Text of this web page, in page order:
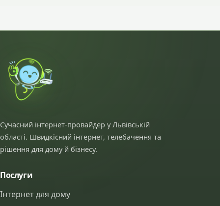
Сучасний інтернет-провайдер у Львівській
області. Швидкісний інтернет, телебачення та
рішення для дому й бізнесу.
Послуги
Інтернет для дому